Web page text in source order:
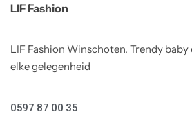
LIF Fashion
LIF Fashion Winschoten. Trendy
elke gelegenheid
0597 87 00 35